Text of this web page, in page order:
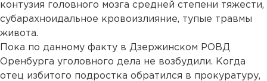
контузия головного мозга средней степени тяжести,
субарахноидальное кровоизлияние, тупые травмы
живота.
Пока по данному факту в Дзержинском РОВД
Оренбурга уголовного дела не возбудили. Когда
отец избитого подростка обратился в прокуратуру,